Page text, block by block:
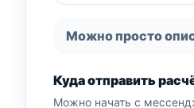
Можно просто
Куда отправить
Можно начать с